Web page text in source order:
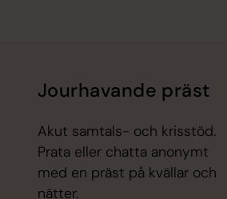
Jourhavande präst
Akut samtals- och krisstöd.
Prata eller chatta anonymt
med en präst på kvällar och
nätter.